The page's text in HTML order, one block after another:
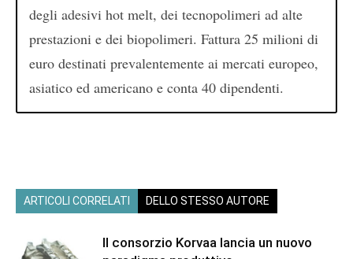
degli adesivi hot melt, dei tecnopolimeri ad alte
prestazioni e dei biopolimeri. Fattura 25 milioni di
euro destinati prevalentemente ai mercati europeo,
asiatico ed americano e conta 40 dipendenti.
ARTICOLI CORRELATI DELLO STESSO AUTORE
Il consorzio Korvaa lancia un nuovo